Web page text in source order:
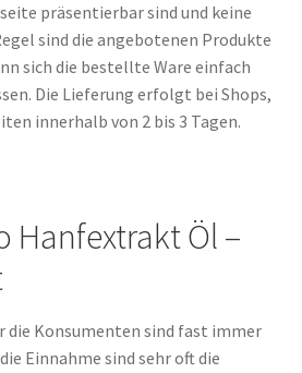
präsentierbar sind und keine
sind die angebotenen Produkte
sich die bestellte Ware einfach
Die Lieferung erfolgt bei Shops,
innerhalb von 2 bis 3 Tagen.
Hanfextrakt Öl –
die Konsumenten sind fast immer
Einnahme sind sehr oft die